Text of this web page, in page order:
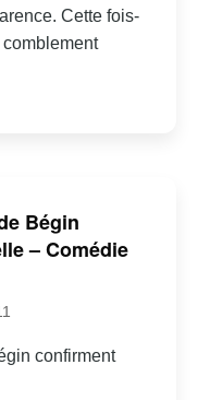
Cette fois-
Bégin
– Comédie
confirment